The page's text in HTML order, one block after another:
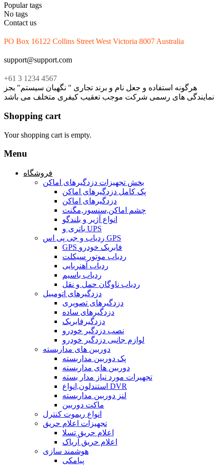
Popular tags
No tags
Contact us
PO Box 16122 Collins Street West Victoria 8007 Australia
support@support.com
+61 3 1234 4567
هرگونه استفاده و جعل نام و برند تجاری " نگهبان سیستم" بجز
نمایندگی های رسمی شرکت موجب تعقیب کیفری متخلف می باشد
Shopping cart
Your shopping cart is empty.
Menu
فروشگاه
بخش تجهیزات دزدگیرهای اماکن
پک کامل دزدگیرهای اماکن
دزدگیرهای اماکن
چشم اماکن,سنسور,مگنت
انواع آژیر و بلندگو
باتری و UPS
ردیاب و جی پی اس GPS
GPS فابریک خودرو
ردیاب موتور سیکلت
ردیاب آهنربایی
ردیاب باسیم
ردیاب ناوگان حمل و نقل
دزدگیرهای اتومبیل
دزدگیرهای تصویری
دزدگیرهای ساده
دزدگیرفابریک
نصب دزدگیر خودرو
لوازم جانبی دزدگیر خودرو
دوربین های مداربسته
پک دوربین مداربسته
دوربین های مداربسته
تجهیرات مورد نیاز مدار بسته
استندلون,انواع DVR
لنز دوربین مداربسته
ماکت دوربین
انواع ریموت کنترل
تجهیزات اعلام حریق
اعلام حریق تسلا
اعلام حریق آریاک
هوشمند سازی
پیامکی